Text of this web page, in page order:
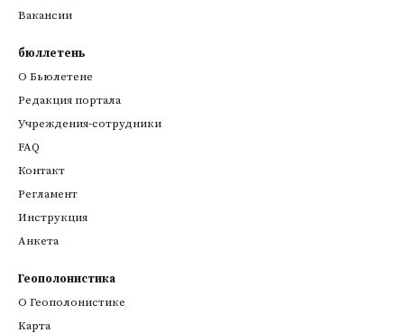
Вакансии
бюллетень
О Бьюлетене
Редакция портала
Учреждения-сотрудники
FAQ
Контакт
Регламент
Инструкция
Анкета
Геополонистика
О Геополонистике
Kарта